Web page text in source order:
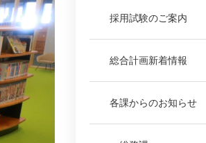
採用試験のご案内
総合計画新着情報
各課からのお知らせ